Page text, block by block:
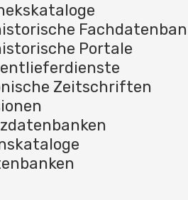
Portale
Zeitschriften